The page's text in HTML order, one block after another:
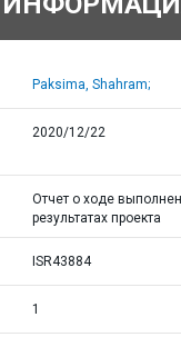
Paksima, Shahram;
2020/12/22
Отчет о ходе
результатах проекта
ISR43884
1